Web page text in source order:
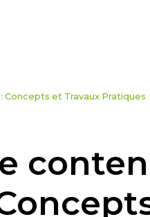
Concepts et Travaux Pratiques